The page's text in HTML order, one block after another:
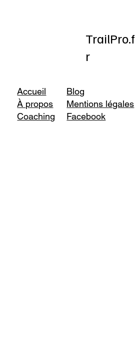
TrailPro.f
r
Accueil
À propos
Coaching
Blog
Mentions légales
Facebook